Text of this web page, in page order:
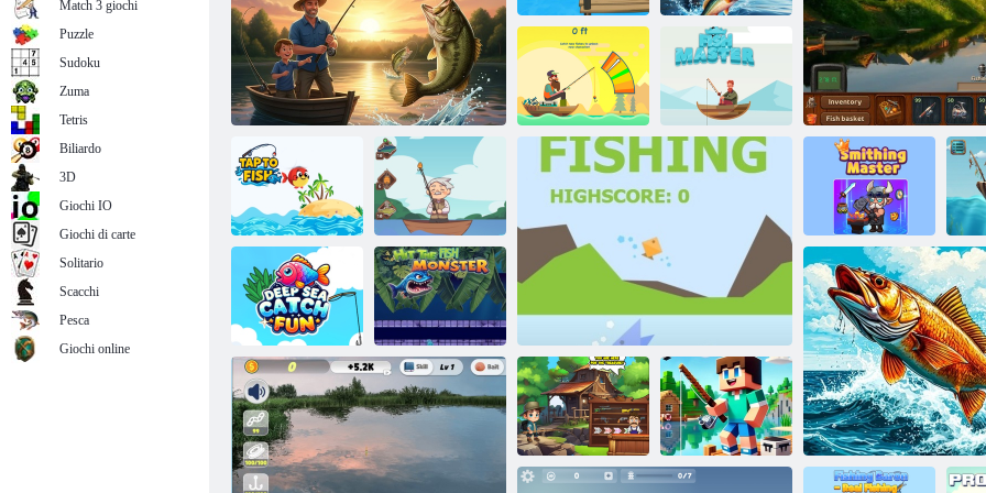
Pesca rilassante 2 Nuovi orizzonti
Pescare con papà
Pescalo! -
Roblox
Fish Rain 2
Pesca in modo
Orbita di pesce Master di pesce
Tocca per
pescare
Pesca profonda Smithing Master
Deep Sea Catch
divertente
Hit the Fish
Match 3 giochi
Puzzle
Sudoku
Zuma
Tetris
Biliardo
3D
Giochi IO
Giochi di carte
Solitario
Scacchi
Pesca
Giochi online